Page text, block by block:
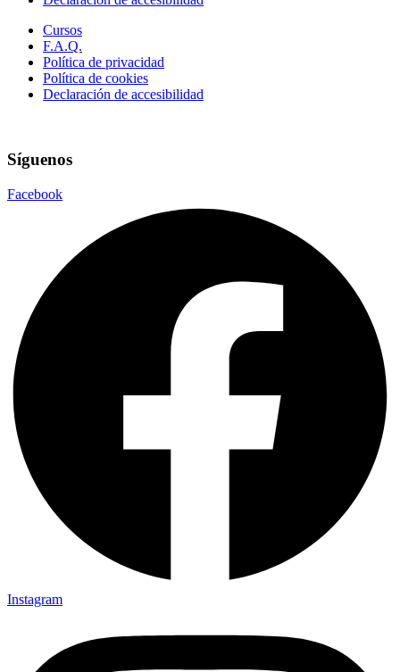
Cursos
F.A.Q.
Política de privacidad
Política de cookies
Declaración de accesibilidad
Síguenos
Facebook
Instagram